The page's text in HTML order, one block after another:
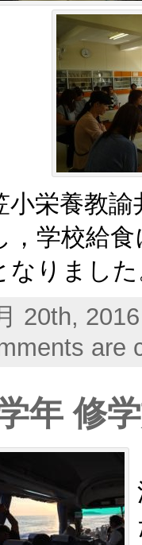
小栄養教
，学校給
なりまし
20th,
are
年 修